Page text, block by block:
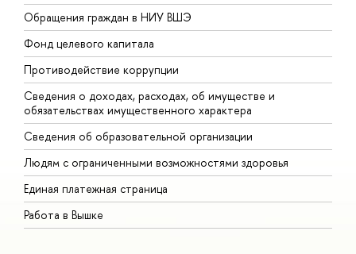
Обращения граждан в НИУ ВШЭ
Фонд целевого капитала
Противодействие коррупции
Сведения о доходах, расходах, об имуществе и
обязательствах имущественного характера
Сведения об образовательной организации
Людям с ограниченными возможностями здоровья
Единая платежная страница
Работа в Вышке